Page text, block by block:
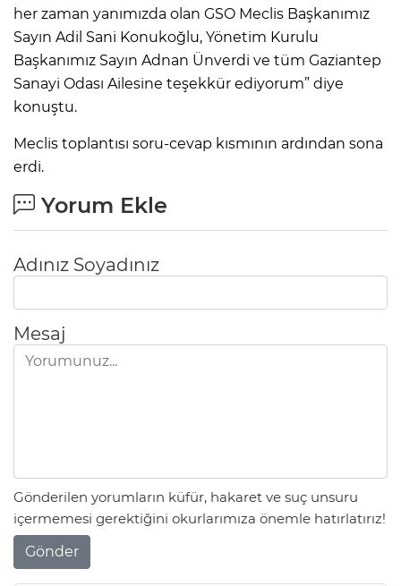
her zaman yanımızda olan GSO Meclis Başkanımız
Sayın Adil Sani Konukoğlu, Yönetim Kurulu
Başkanımız Sayın Adnan Ünverdi ve tüm Gaziantep
Sanayi Odası Ailesine teşekkür ediyorum” diye
konuştu.
Meclis toplantısı soru-cevap kısmının ardından sona
erdi.
Yorum Ekle
Adınız Soyadınız
Mesaj
Gönderilen yorumların küfür, hakaret ve suç unsuru
içermemesi gerektiğini okurlarımıza önemle hatırlatırız!
Gönder